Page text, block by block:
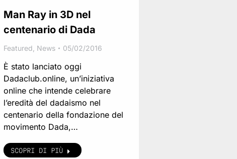
Man Ray in 3D nel
centenario di Dada
Featured News 05/02/2016
È stato lanciato oggi
Dadaclub.online, un’iniziativa
online che intende celebrare
l’eredità del dadaismo nel
centenario della fondazione del
movimento Dada,…
SCOPRI DI PIÙ